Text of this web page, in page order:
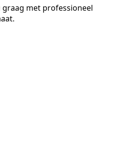
graag met professioneel